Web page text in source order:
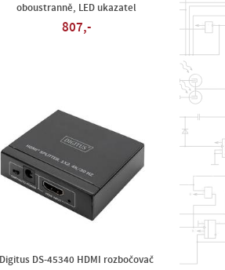
oboustranně, LED ukazatel
807,-
Digitus DS-45340 HDMI rozbočovač